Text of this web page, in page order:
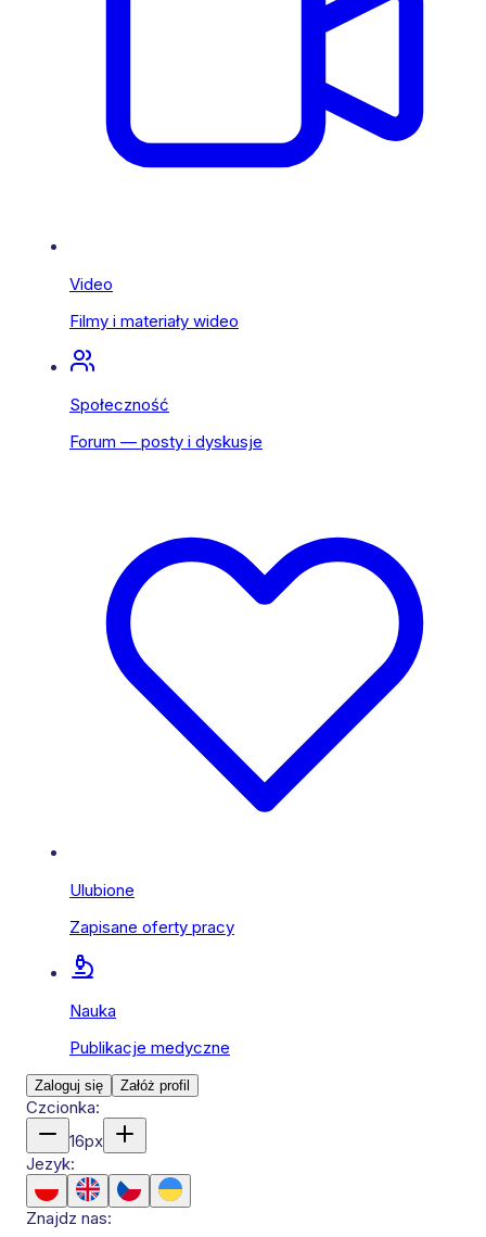
Video
Filmy i materiały wideo
Społeczność
Forum — posty i dyskusje
Ulubione
Zapisane oferty pracy
Nauka
Publikacje medyczne
Zaloguj się Załóż profil
Czcionka:
16px
Jezyk:
Znajdz nas: